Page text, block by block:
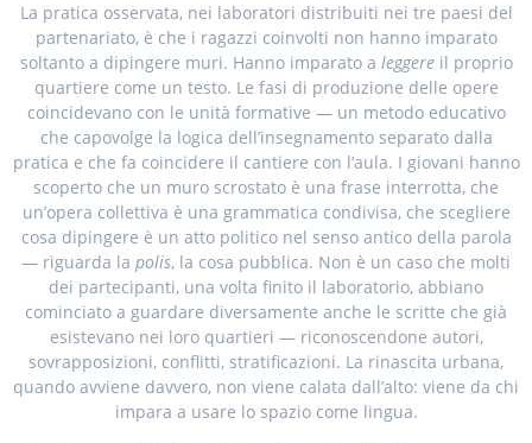
La pratica osservata, nei laboratori distribuiti nei tre paesi del
partenariato, è che i ragazzi coinvolti non hanno imparato
soltanto a dipingere muri. Hanno imparato a leggereil proprio
quartiere come un testo. Le fasi di produzione delle opere
coincidevano con le unità formative — un metodo educativo
che capovolge la logica dell’insegnamento separato dalla
pratica e che fa coincidere il cantiere con l’aula. I giovani hanno
scoperto che un muro scrostato è una frase interrotta, che
un’opera collettiva è una grammatica condivisa, che scegliere
cosa dipingere è un atto politico nel senso antico della parola
— riguarda la polis, la cosa pubblica. Non è un caso che molti
dei partecipanti, una volta finito il laboratorio, abbiano
cominciato a guardare diversamente anche le scritte che già
esistevano nei loro quartieri — riconoscendone autori,
sovrapposizioni, conflitti, stratificazioni. La rinascita urbana,
quando avviene davvero, non viene calata dall’alto: viene da chi
impara a usare lo spazio come lingua.